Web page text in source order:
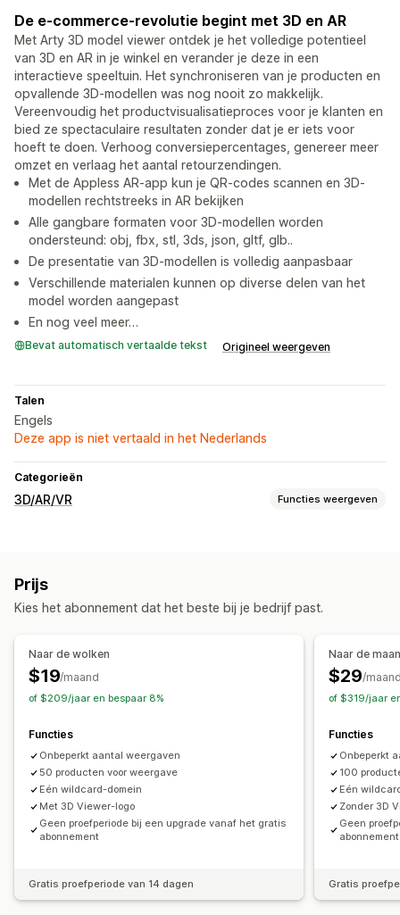
De e-commerce-revolutie begint met 3D en AR
Met Arty 3D model viewer ontdek je het volledige potentieel
van 3D en AR in je winkel en verander je deze in een
interactieve speeltuin. Het synchroniseren van je producten en
opvallende 3D-modellen was nog nooit zo makkelijk.
Vereenvoudig het productvisualisatieproces voor je klanten en
bied ze spectaculaire resultaten zonder dat je er iets voor
hoeft te doen. Verhoog conversiepercentages, genereer meer
omzet en verlaag het aantal retourzendingen.
Met de Appless AR-app kun je QR-codes scannen en 3D-
modellen rechtstreeks in AR bekijken
Alle gangbare formaten voor 3D-modellen worden
ondersteund: obj, fbx, stl, 3ds, json, gltf, glb..
De presentatie van 3D-modellen is volledig aanpasbaar
Verschillende materialen kunnen op diverse delen van het
model worden aangepast
En nog veel meer…
Bevat automatisch vertaalde tekst Origineel weergeven
Talen
Engels
Deze app is niet vertaald in het Nederlands
Categorieën
3D/AR/VR Functies weergeven
Zoomen
Prijs
Kies het abonnement dat het beste bij je bedrijf past.
Naar de wolken
$19/maand
of $209/jaar en bespaar 8%
Functies
Onbeperkt aantal weergaven
50 producten voor weergave
Eén wildcard-domein
Met 3D Viewer-logo
Geen proefperiode bij een upgrade vanaf het gratis
abonnement
Gratis proefperiode van 14 dagen
Naar de
$29/
of $319/jaar
Functies
Onbeperkt
100
Eén
Zonder 3D
Geen
abonnement
Gratis